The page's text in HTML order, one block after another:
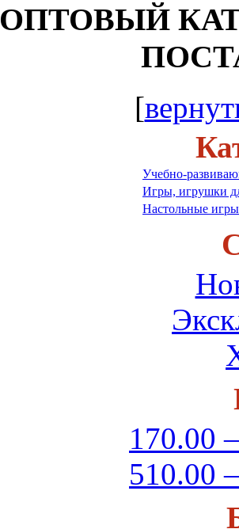
ОПТОВЫЙ
[
Учебно-
Игры, игрушки
Настольные игры
170.00
510.00